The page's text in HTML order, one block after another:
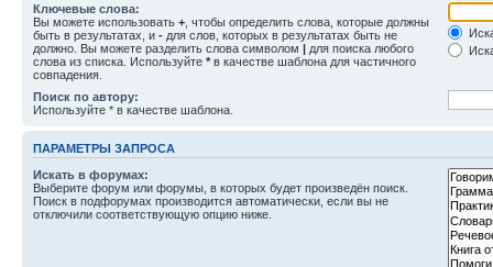
Ключевые слова:
Вы можете использовать + , чтобы определить слова, которые должны
быть в результатах, и - для слов, которых в результатах быть не
должно. Вы можете разделить слова символом | для поиска любого
слова из списка. Используйте * в качестве шаблона для частичного
совпадения.
Поиск по автору:
Используйте * в качестве шаблона.
ПАРАМЕТРЫ ЗАПРОСА
Искать в форумах:
Выберите форум или форумы, в которых будет произведён поиск.
Поиск в подфорумах производится автоматически, если вы не
отключили соответствующую опцию ниже.